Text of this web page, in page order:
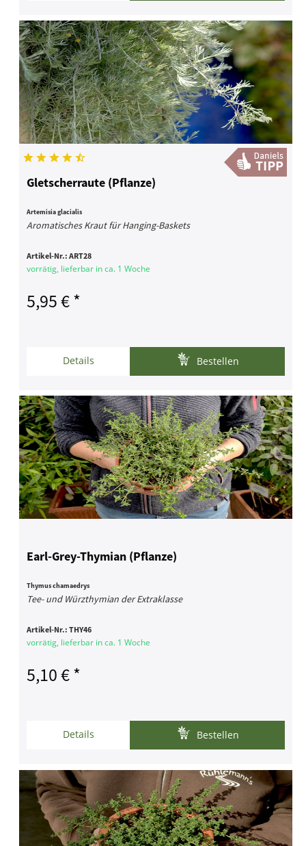
Gletscherraute (Pflanze)
Artemisia glacialis
Aromatisches Kraut für Hanging-Baskets
Artikel-Nr.:ART28
vorrätig, lieferbar in ca. 1 Woche
5,95 € *
Details Bestellen
Earl-Grey-Thymian (Pflanze)
Thymus chamaedrys
Tee- und Würzthymian der Extraklasse
Artikel-Nr.:THY46
vorrätig, lieferbar in ca. 1 Woche
5,10 € *
Details Bestellen